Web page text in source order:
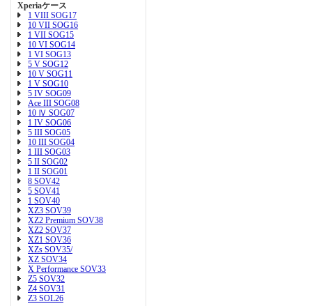
Xperiaケース
1 VIII SOG17
10 VII SOG16
1 VII SOG15
10 VI SOG14
1 VI SOG13
5 V SOG12
10 V SOG11
1 V SOG10
5 IV SOG09
Ace III SOG08
10 Ⅳ SOG07
1 IV SOG06
5 III SOG05
10 III SOG04
1 III SOG03
5 II SOG02
1 II SOG01
8 SOV42
5 SOV41
1 SOV40
XZ3 SOV39
XZ2 Premium SOV38
XZ2 SOV37
XZ1 SOV36
XZs SOV35/
XZ SOV34
X Performance SOV33
Z5 SOV32
Z4 SOV31
Z3 SOL26